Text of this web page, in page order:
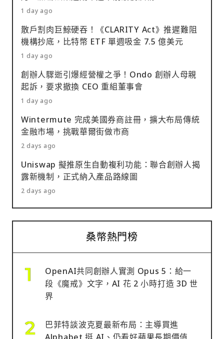
1 day ago
散戶割肉巨鯨硬吞！《CLARITY Act》推遲難阻
機構抄底，比特幣 ETF 單週吸金 7.5 億美元
1 day ago
創辦人驟逝引爆經營權之爭！Ondo 創辦人母親
起訴，要求撤換 CEO 重組董事會
1 day ago
Wintermute 完成美國券商註冊，擴大布局傳統
金融市場，挑戰華爾街做市商
2 days ago
Uniswap 擬推原生自動複利功能：聯合創辦人揭
露新機制，正式納入產品路線圖
2 days ago
桑幣熱門榜
OpenAI共同創辦人實測 Opus 5：給一
段《魔戒》文字，AI 花 2 小時打造 3D 世
界
巴菲特談波克夏最新布局：主導買進